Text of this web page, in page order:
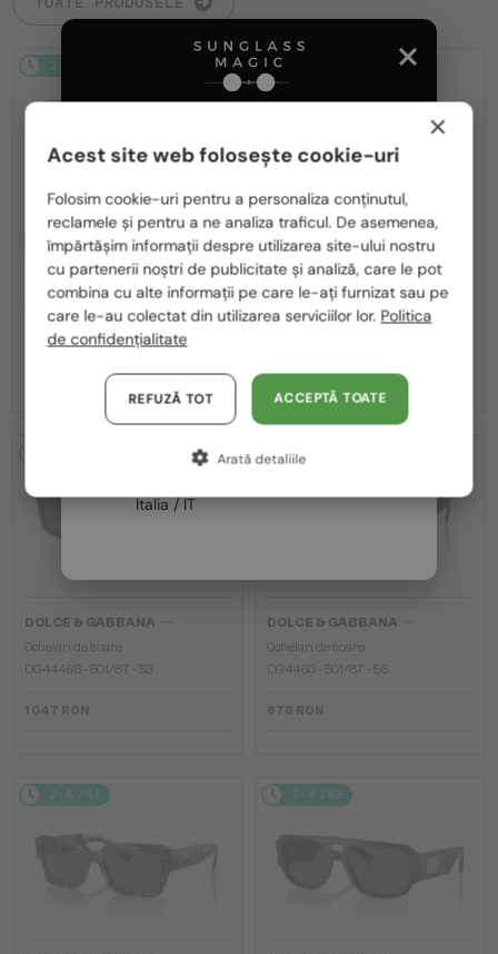
2-4 ZILE
CU LENTILĂ MONOFOCALĂ PLUS
330 RON
DOLCE & GABBANA —
—
Ochelari de soare
DG2305 - 05/80
DOLCE & GABBANA
Ochelari de soare
DG4446B - 501/87 - 53
1 047 RON
2-4 ZILE
DOLCE & GABBANA
Ochelari de soare
DG4460 - ​501/87 - ​56
976 RON
2-4 ZILE 2-4 ZILE
România / RO
Polska / PL
Magyarország / HU
United Arab Emirates / EN
Austria / AT
Germania / DE
Franța / FR
Italia / IT
×
Acest site web folosește cookie-uri
Folosim cookie-uri pentru a personaliza conținutul,
reclamele și pentru a ne analiza traficul. De asemenea,
împărtășim informații despre utilizarea site-ului nostru
cu partenerii noștri de publicitate și analiză, care le pot
combina cu alte informații pe care le-ați furnizat sau pe
care le-au colectat din utilizarea serviciilor lor. Politica
de confidențialitate
ACCEPTĂ TOATE
REFUZĂ TOT
Arată detaliile